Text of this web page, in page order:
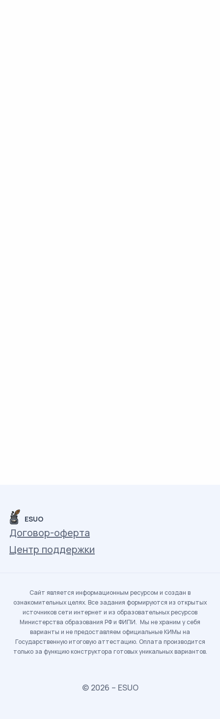
ESUO
Договор-оферта
Центр поддержки
Сайт является информационным ресурсом и создан в
ознакомительных целях. Все задания формируются из открытых
источников сети интернет и из образовательных ресурсов
Министерства образования РФ и ФИПИ. Мы не храним у себя
варианты и не предоставляем официальные КИМы на
Государственную итоговую аттестацию. Оплата производится
только за функцию конструктора готовых уникальных вариантов.
© 2026 – ESUO